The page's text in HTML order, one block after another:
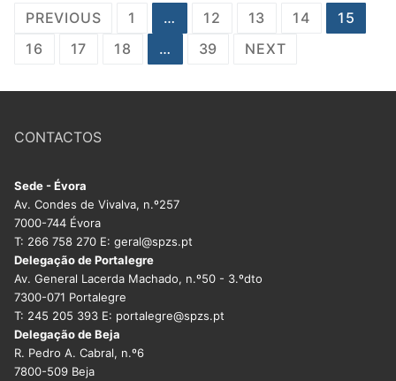
Paginação
dos
PREVIOUS 1 … 12 13 14
15
16
17 18 … 39 NEXT
CONTACTOS
Sede - Évora
Av. Condes de Vivalva, n.º257
7000-744 Évora
T: 266 758 270 E: geral@spzs.pt
Delegação de Portalegre
Av. General Lacerda Machado, n.º50 - 3.ºdto
7300-071 Portalegre
T: 245 205 393 E: portalegre@spzs.pt
Delegação de Beja
R. Pedro A. Cabral, n.º6
7800-509 Beja